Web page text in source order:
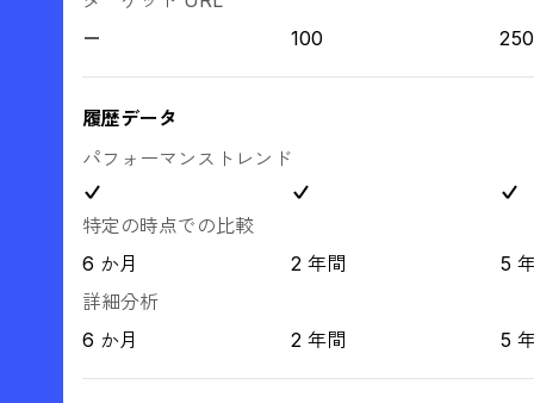
100
250
履歴データ
パフォーマンストレンド
特定の時点での比較
6 か月
2 年間
5
詳細分析
6 か月
2 年間 5